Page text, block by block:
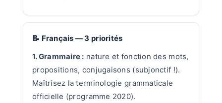
📝 Français — 3 priorités
1. Grammaire : nature et fonction des mots,
propositions, conjugaisons (subjonctif !).
Maîtrisez la terminologie grammaticale
officielle (programme 2020).